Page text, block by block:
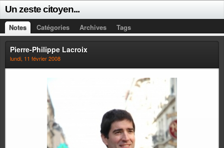
Un zeste citoyen...
Notes Catégories Archives Tags
Pierre-Philippe Lacroix
lundi, 11 février 2008